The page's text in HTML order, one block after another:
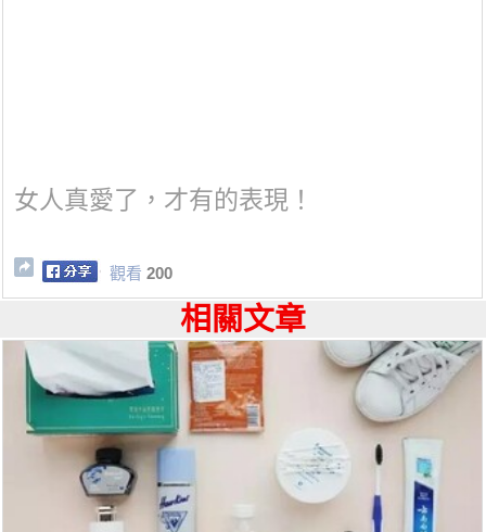
女人真愛了，才有的表現！
觀看 200
相關文章